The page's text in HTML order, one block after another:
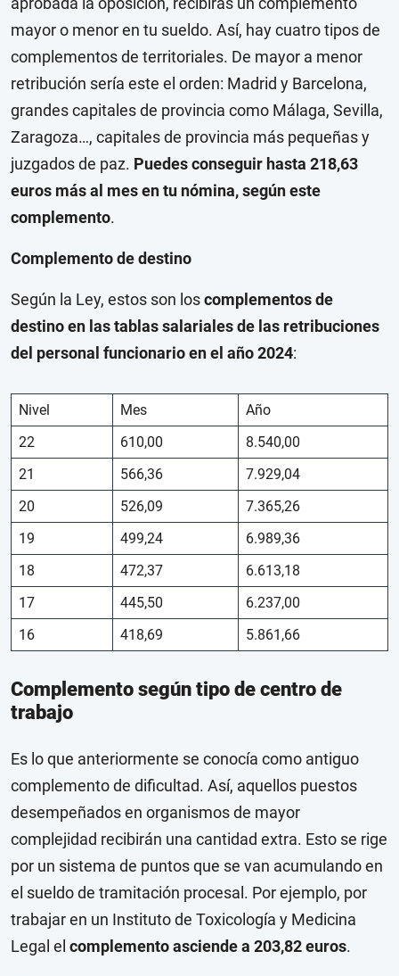
mayor o menor en tu sueldo. Así, hay cuatro tipos de
complementos de territoriales. De mayor a menor
retribución sería este el orden: Madrid y Barcelona,
grandes capitales de provincia como Málaga, Sevilla,
Zaragoza…, capitales de provincia más pequeñas y
juzgados de paz. Puedes conseguir hasta 218,63
euros más al mes en tu nómina, según este
complemento.
Complemento de destino
Según la Ley, estos son loscomplementos de
destino en las tablas salariales de las retribuciones
del personal funcionario en el año 2024:
Nivel Mes
Año
22
610,00
8.540,00
21
566,36
7.929,04
20
526,09
7.365,26
19
499,24
6.989,36
18
472,37
6.613,18
17
445,50
6.237,00
16
418,69 5.861,66
Complemento según tipo de centro de
trabajo
Es lo que anteriormente se conocía como antiguo
complemento de dificultad. Así, aquellos puestos
desempeñados en organismos de mayor
complejidad recibirán una cantidad extra. Esto se rige
por un sistema de puntos que se van acumulando en
el sueldo de tramitación procesal. Por ejemplo, por
trabajar en un Instituto de Toxicología y Medicina
Legal el complemento asciende a 203,82 euros.